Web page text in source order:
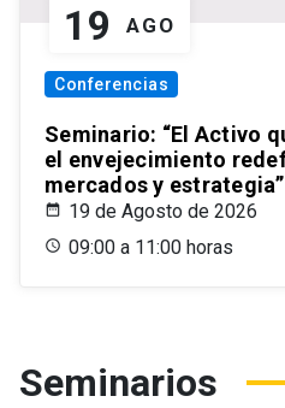
19 AGO
Conferencias
Seminario: “El Activo
el envejecimiento
mercados y estrategia”
19 de Agosto de 2026
09:00 a 11:00 horas
Seminarios